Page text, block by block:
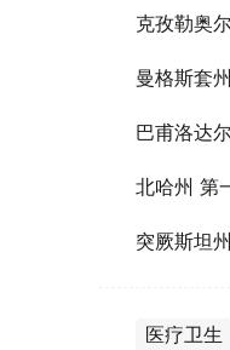
克孜勒奥
曼格斯套
巴甫洛达
北哈州 第
突厥斯坦
医疗卫生